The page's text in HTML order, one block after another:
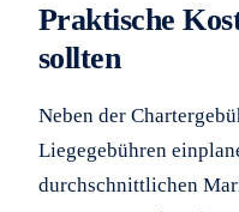
Praktische
sollten
Neben der
Liegegebühren
durchschnittlichen